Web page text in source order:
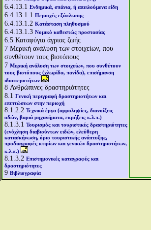
6.4.13.1 Ενδημικά, σπάνια, ή απειλούμενα είδη
6.4.13.1.1 Περιοχές εξάπλωσης
6.4.13.1.2 Κατάσταση πληθυσμού
6.4.13.1.3 Νομικό καθεστώς προστασίας
6.5 Καταφύγια άγριας ζωής
7 Μερική ανάλυση των στοιχείων, που
συνθέτουν τους βιοτόπους
7 Μερική ανάλυση των στοιχείων, που συνθέτουν
τους βιοτόπους (χλωρίδα, πανίδα), επισήμανση
ιδιαιτεροτήτων
8 Ανθρώπινες δραστηριότητες
8.1 Γενική περιγραφή δραστηριοτήτων και
επιπτώσεων στην περιοχή
8.1.2.2 Τεχνικά έργα (αμμοληψίες, διανοίξεις
οδών, βαριά μηχανήματα, εκρήξεις κ.λ.π.)
8.1.3.1 Τουρισμός και τουριστικές δραστηριότητες
(ενόχληση διαβιούντων ειδών, ελεύθερη
κατασκήνωση, όριο τουριστικής ανάπτυξης,
προδιαγραφές κτιρίων και γενικών δραστηριοτήτων,
κ.λ.π.)
8.1.3.2 Επιστημονικές καταγραφές και
δραστηριότητες
9 Βιβλιογραφία